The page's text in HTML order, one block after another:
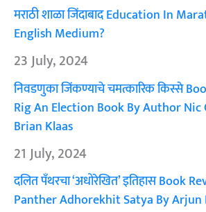
मराठी शाळा जिंदाबाद Education In
English Medium?
23 July, 2024
निवडणुका जिंकण्याचे चमत्कारिक किस्से
Rig An Election Book By Author Nic
Brian Klaas
21 July, 2024
दलित पँथरचा ‘अधोरेखित’ इतिहास Book
Panther Adhorekhit Satya By Arjun